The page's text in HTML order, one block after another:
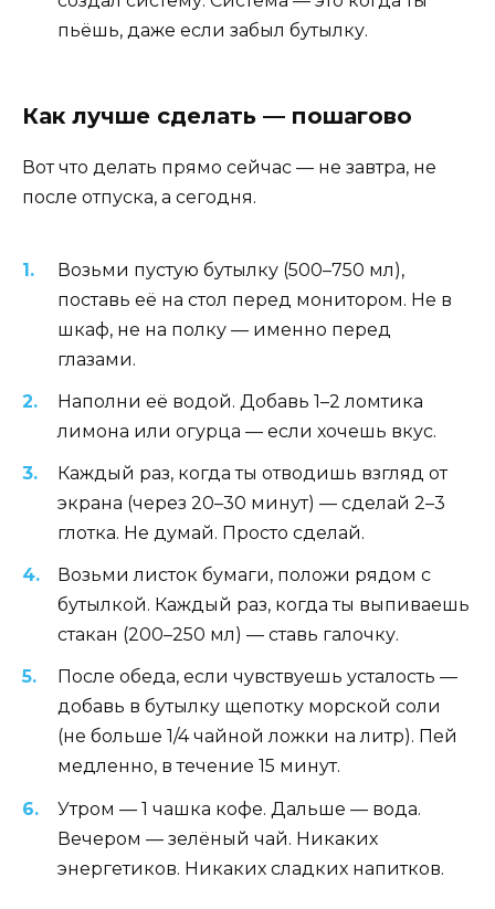
пьёшь, даже если забыл бутылку.
Как лучше сделать — пошагово
Вот что делать прямо сейчас — не завтра, не
после отпуска, а сегодня.
Возьми пустую бутылку (500–750 мл),
поставь её на стол перед монитором. Не в
шкаф, не на полку — именно перед
глазами.
Наполни её водой. Добавь 1–2 ломтика
лимона или огурца — если хочешь вкус.
Каждый раз, когда ты отводишь взгляд от
экрана (через 20–30 минут) — сделай 2–3
глотка. Не думай. Просто сделай.
Возьми листок бумаги, положи рядом с
бутылкой. Каждый раз, когда ты выпиваешь
стакан (200–250 мл) — ставь галочку.
После обеда, если чувствуешь усталость —
добавь в бутылку щепотку морской соли
(не больше 1/4 чайной ложки на литр). Пей
медленно, в течение 15 минут.
Утром — 1 чашка кофе. Дальше — вода.
Вечером — зелёный чай. Никаких
энергетиков. Никаких сладких напитков.